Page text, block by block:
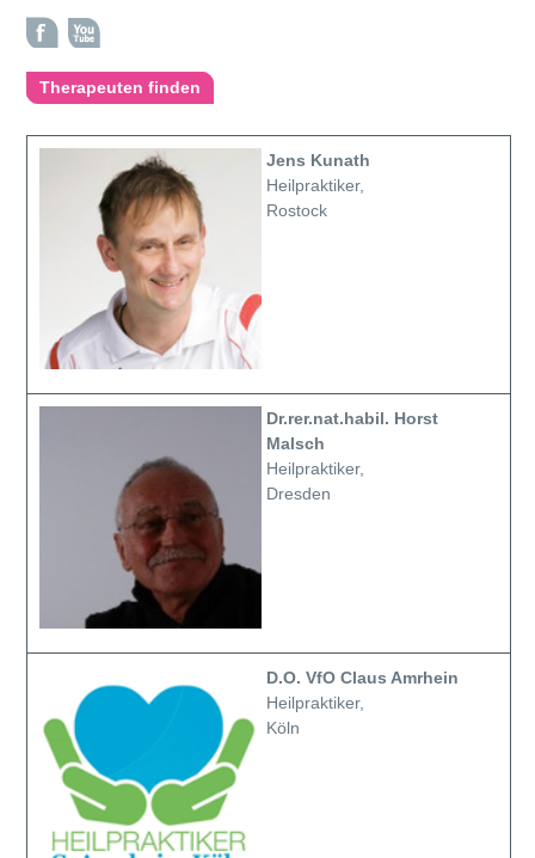
Therapeuten finden
Jens Kunath
Heilpraktiker,
Rostock
Dr.rer.nat.habil. Horst
Malsch
Heilpraktiker,
Dresden
D.O. VfO Claus Amrhein
Heilpraktiker,
Köln